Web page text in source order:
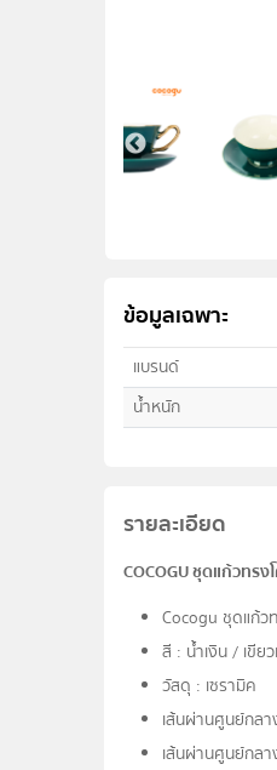
ข้อมูลเฉพาะ
แบรนด์
น้ำหนัก
รายละเอียด
COCOGU ชุดแก้วทร
Cocogu ชุดแก้ว
สี : น้ำเงิน / เขียว
วัสดุ : เซรามิค
เส้นผ่านศูนย์กล
เส้นผ่านศูนย์กล